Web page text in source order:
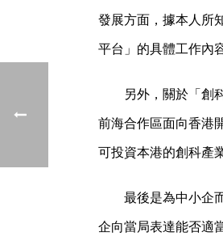
發展方面，據本人所
平台」的具體工作內
另外，關於「創
前海合作區面向香港
可投資本港的創科產
最後是為中小企
企向當局表達能否適